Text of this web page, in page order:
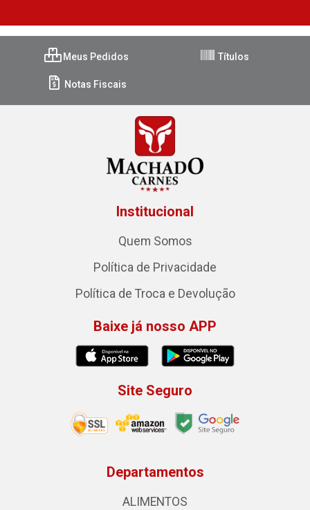
Meus Pedidos Títulos
Notas Fiscais
Institucional
Quem Somos
Política de Privacidade
Política de Troca e Devolução
Baixe já nosso APP
Site Seguro
Departamentos
ALIMENTOS